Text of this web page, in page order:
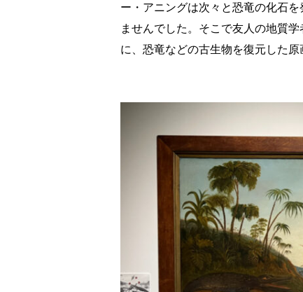
ー・アニングは次々と恐竜の化石
ませんでした。そこで友人の地質
に、恐竜などの古生物を復元した原